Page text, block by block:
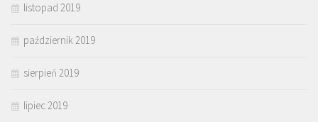
listopad 2019
październik 2019
sierpień 2019
lipiec 2019